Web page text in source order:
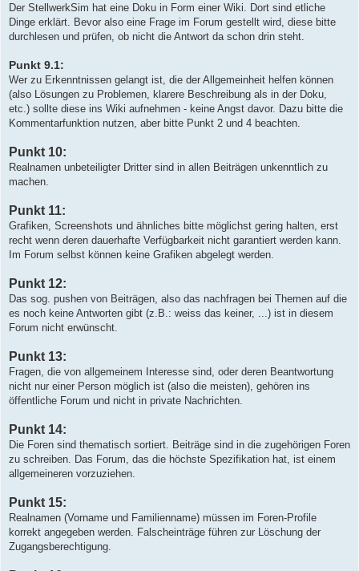
Der StellwerkSim hat eine Doku in Form einer Wiki. Dort sind etliche
Dinge erklärt. Bevor also eine Frage im Forum gestellt wird, diese bitte
durchlesen und prüfen, ob nicht die Antwort da schon drin steht.
Punkt 9.1:
Wer zu Erkenntnissen gelangt ist, die der Allgemeinheit helfen können
(also Lösungen zu Problemen, klarere Beschreibung als in der Doku,
etc.) sollte diese ins Wiki aufnehmen - keine Angst davor. Dazu bitte die
Kommentarfunktion nutzen, aber bitte Punkt 2 und 4 beachten.
Punkt 10:
Realnamen unbeteiligter Dritter sind in allen Beiträgen unkenntlich zu
machen.
Punkt 11:
Grafiken, Screenshots und ähnliches bitte möglichst gering halten, erst
recht wenn deren dauerhafte Verfügbarkeit nicht garantiert werden kann.
Im Forum selbst können keine Grafiken abgelegt werden.
Punkt 12:
Das sog. pushen von Beiträgen, also das nachfragen bei Themen auf die
es noch keine Antworten gibt (z.B.: weiss das keiner, ...) ist in diesem
Forum nicht erwünscht.
Punkt 13:
Fragen, die von allgemeinem Interesse sind, oder deren Beantwortung
nicht nur einer Person möglich ist (also die meisten), gehören ins
öffentliche Forum und nicht in private Nachrichten.
Punkt 14:
Die Foren sind thematisch sortiert. Beiträge sind in die zugehörigen Foren
zu schreiben. Das Forum, das die höchste Spezifikation hat, ist einem
allgemeineren vorzuziehen.
Punkt 15:
Realnamen (Vorname und Familienname) müssen im Foren-Profile
korrekt angegeben werden. Falscheinträge führen zur Löschung der
Zugangsberechtigung.